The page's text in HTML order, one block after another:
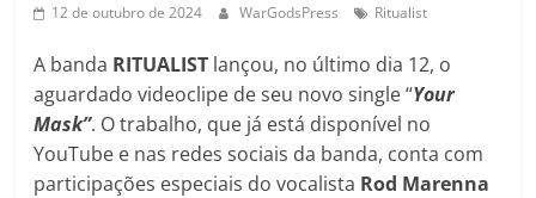
12 de outubro de 2024 WarGodsPress Ritualist
A banda RITUALIST lançou, no último dia 12, o
aguardado videoclipe de seu novo single “Your
Mask”. O trabalho, que já está disponível no
YouTube e nas redes sociais da banda, conta com
participações especiais do vocalista Rod Marenna